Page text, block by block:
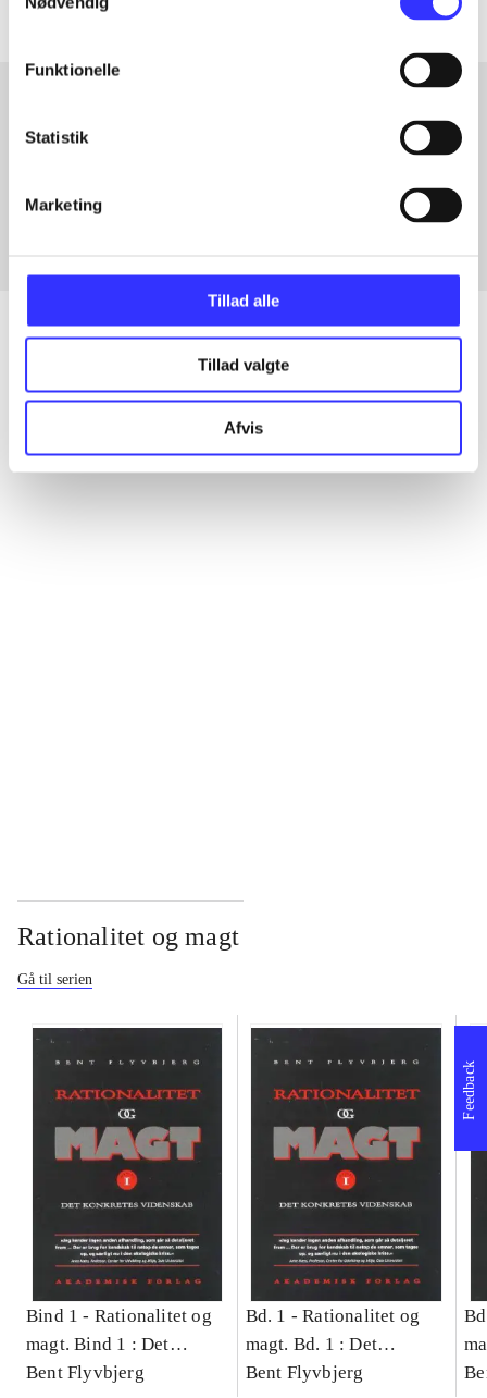
Funktionelle
Statistik
Marketing
Tillad alle
Tillad valgte
Afvis
Artikler med samme emner
Artikler
Alle registrerede artikler fordelt på udgivelser
Rationalitet og magt
Gå til serien
Bind 1 - Rationalitet og
magt. Bind 1 : Det
konkretes videnskab
Bent Flyvbjerg
Bd. 1 -Rationalitet og
magt. Bd. 1 : Det
konkretes videnskab
Bent Flyvbjerg
Feedback